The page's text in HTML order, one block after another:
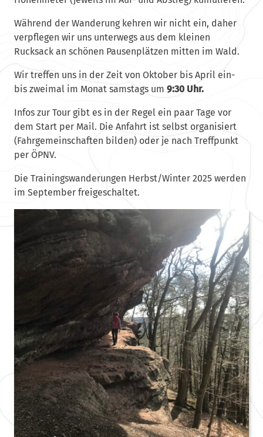
Während der Wanderung kehren wir nicht ein, daher
verpflegen wir uns unterwegs aus dem kleinen
Rucksack an schönen Pausenplätzen mitten im Wald.
Wir treffen uns in der Zeit von Oktober bis April ein-
bis zweimal im Monat samstags um 9:30 Uhr.
Infos zur Tour gibt es in der Regel ein paar Tage vor
dem Start per Mail. Die Anfahrt ist selbst organisiert
(Fahrgemeinschaften bilden) oder je nach Treffpunkt
per ÖPNV.
Die Trainingswanderungen Herbst/Winter 2025 werden
im September freigeschaltet.